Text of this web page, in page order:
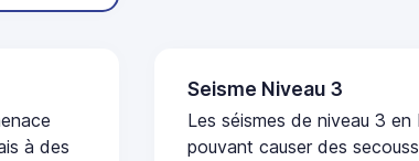
à des
Seisme Niveau 3
Les séismes de niveau 3
pouvant causer des